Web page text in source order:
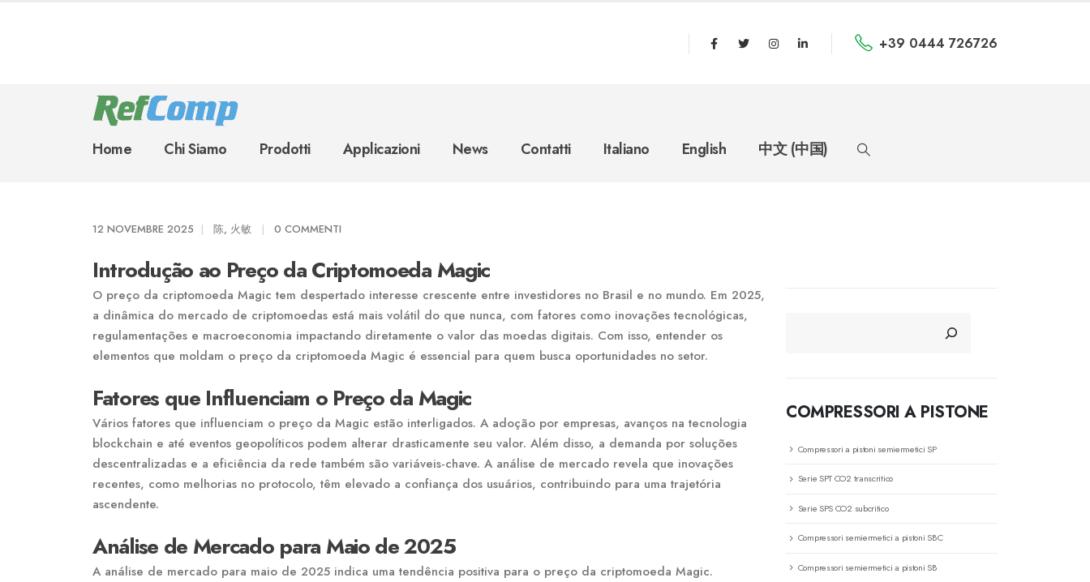
+39 0444 726726
Home Chi Siamo Prodotti Applicazioni News Contatti Italiano English 中文 (中国)
12 NOVEMBRE 2025 陈, 火敏 0 COMMENTI
Introdução ao Preço da Criptomoeda Magic
O preço da criptomoeda Magic tem despertado interesse crescente entre investidores no Brasil e no mundo. Em 2025,
a dinâmica do mercado de criptomoedas está mais volátil do que nunca, com fatores como inovações tecnológicas,
regulamentações e macroeconomia impactando diretamente o valor das moedas digitais. Com isso, entender os
elementos que moldam o preço da criptomoeda Magic é essencial para quem busca oportunidades no setor.
Fatores que Influenciam o Preço da Magic
Vários fatores que influenciam o preço da Magic estão interligados. A adoção por empresas, avanços na tecnologia
blockchain e até eventos geopolíticos podem alterar drasticamente seu valor. Além disso, a demanda por soluções
descentralizadas e a eficiência da rede também são variáveis-chave. A análise de mercado revela que inovações
recentes, como melhorias no protocolo, têm elevado a confiança dos usuários, contribuindo para uma trajetória
ascendente.
Análise de Mercado para Maio de 2025
A análise de mercado para maio de 2025 indica uma tendência positiva para o preço da criptomoeda Magic.
COMPRESSORI A PISTONE
Compressori a pistoni semiermetici SP
Serie SPT CO2 transcritico
Serie SPS CO2 subcritico
Compressori semiermetici a pistoni SBC
Compressori semiermetici a pistoni SB